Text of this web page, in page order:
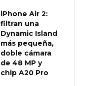
iPhone Air 2:
filtran una
Dynamic Island
más pequeña,
doble cámara
de 48 MP y
chip A20 Pro